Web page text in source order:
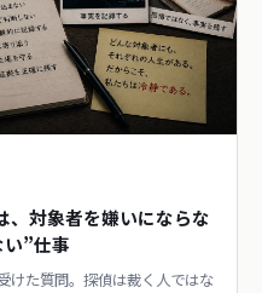
対象者を嫌いにならな
”仕事
けた質問。探偵は裁く人ではな